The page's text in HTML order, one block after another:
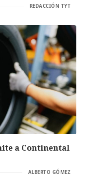
REDACCIÓN TYT
a Continental
ALBERTO GÓMEZ